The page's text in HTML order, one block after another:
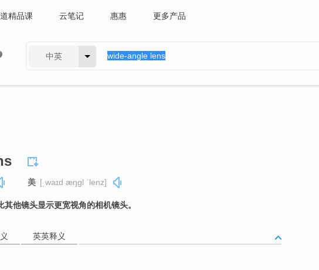
精品课 云笔记 惠惠 更多产品
中英
美 [ˌwaɪd æŋɡl ˈlenz]
他镜头显示更宽视角的相机镜头。
英英释义